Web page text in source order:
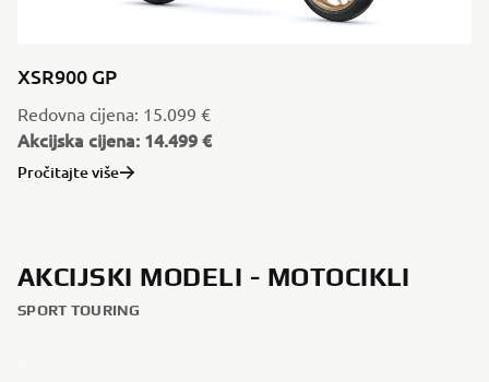
XSR900 GP
Redovna cijena: 15.099 €
Akcijska cijena: 14.499 €
Pročitajte više
AKCIJSKI MODELI - MOTOCIKLI
SPORT TOURING